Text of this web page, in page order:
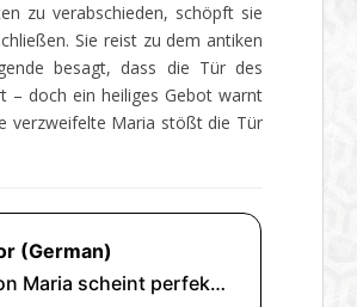
zu verabschieden, schöpft sie
Sie reist zu dem antiken
besagt, dass die Tür des
– doch ein heiliges Gebot warnt
verzweifelte Maria stößt die Tür